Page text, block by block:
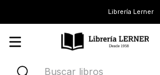
Librería Lerner
Buscar libros